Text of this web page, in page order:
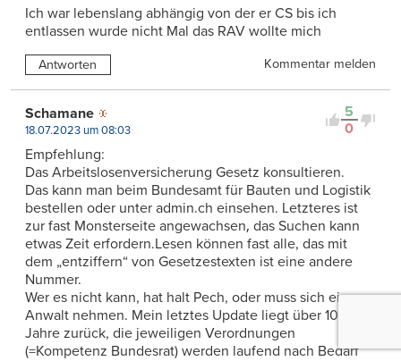
Ich war lebenslang abhängig von der er CS bis ich
entlassen wurde nicht Mal das RAV wollte mich
Antworten Kommentar melden
5
0
Schamane
18.07.2023 um 08:03
Empfehlung:
Das Arbeitslosenversicherung Gesetz konsultieren.
Das kann man beim Bundesamt für Bauten und Logistik
bestellen oder unter admin.ch einsehen. Letzteres ist
zur fast Monsterseite angewachsen‚ das Suchen kann
etwas Zeit erfordern.Lesen können fast alle, das mit
dem „entziffern“ von Gesetzestexten ist eine andere
Nummer.
Wer es nicht kann, hat halt Pech, oder muss sich einen
Anwalt nehmen. Mein letztes Update liegt über 10
Jahre zurück, die jeweiligen Verordnungen
(=Kompetenz Bundesrat) werden laufend nach Bedarf